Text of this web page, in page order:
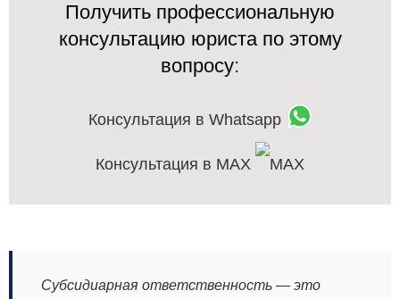
Получить профессиональную
консультацию юриста по этому
вопросу:
Консультация в Whatsapp
Консультация в MAX
Субсидиарная ответственность — это